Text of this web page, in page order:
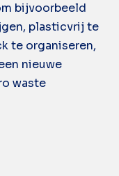
bijvoorbeeld
plasticvrij te
te organiseren,
nieuwe
waste